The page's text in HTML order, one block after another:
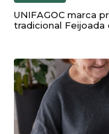
UNIFAGOC marca
tradicional Feijoada